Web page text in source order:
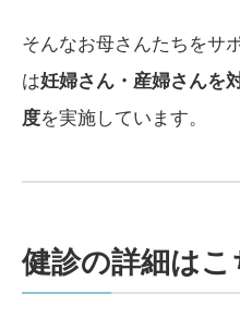
そんなお母さんたちをサ
は妊婦さん・産婦さんを
度を実施しています。
健診の詳細はこ